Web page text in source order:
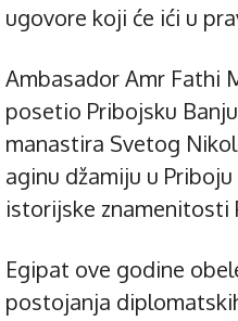
ugovore koji će ići u
Ambasador Amr Fathi
posetio Pribojsku
manastira Svetog
aginu džamiju u
istorijske znamenitosti
Egipat ove godine
postojanja